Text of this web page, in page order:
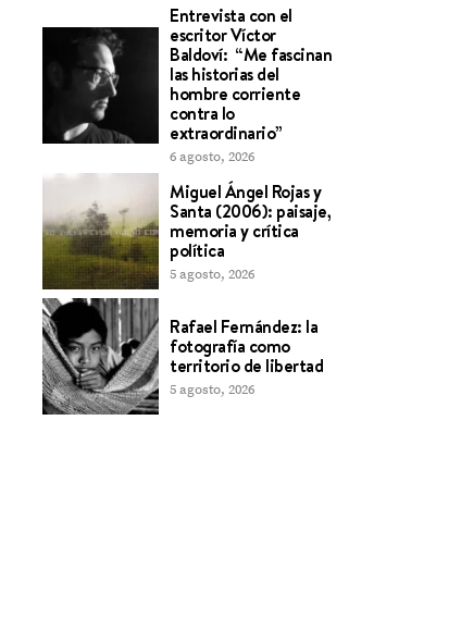
Entrevista con el
escritor Víctor
Baldoví: “Me fascinan
las historias del
hombre corriente
contra lo
extraordinario”
6 agosto, 2026
Miguel Ángel Rojas y
Santa (2006): paisaje,
memoria y crítica
política
5 agosto, 2026
Rafael Fernández: la
fotografía como
territorio de libertad
5 agosto, 2026